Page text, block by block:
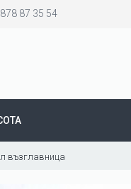
87 35 54
възглавница